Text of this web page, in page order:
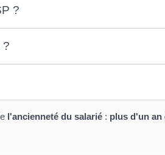
?
?
l'ancienneté du salarié: plus d'un an